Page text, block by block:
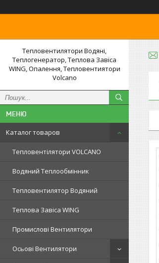
Тепловентилятори Водяні,
Теплогенератор, Теплова Завіса
WING, Опалення, Тепловентиятори
Volcano
Каталог товаров
Тепловентілятори VOLCANO
Водяний Теплообмінник
Тепловентилятор Водяний
Теплова Завіса WING
Промислові Вентилятори
Осьові Вентилятори